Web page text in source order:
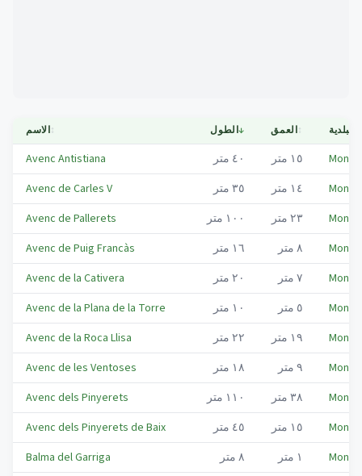
الاسم↕ الطول↓ العمق↕ البلدية
Avenc Antistiana ٤٠ متر ١٥ متر
Avenc de Carles V
٣٥ متر ١٤ متر
Avenc de Pallerets
١٠٠ متر ٢٣ متر
Avenc de Puig Francàs
١٦ متر ٨ متر
Avenc de la Cativera
٢٠ متر ٧ متر
Avenc de la Plana de la Torre
١٠ متر ٥ متر
Avenc de la Roca Llisa
٢٢ متر ١٩ متر
Avenc de les Ventoses
١٨ متر ٩ متر
Avenc dels Pinyerets
١١٠ متر ٣٨ متر
Avenc dels Pinyerets de Baix
٤٥ متر ١٥ متر
Balma del Garriga
٨ متر ١ متر